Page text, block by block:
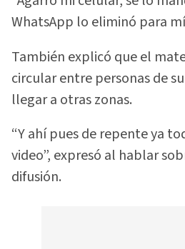
WhatsApp lo eliminó para
También explicó que el
circular entre personas de
llegar a otras zonas.
“Y ahí pues de repente ya
video”, expresó al hablar
difusión.